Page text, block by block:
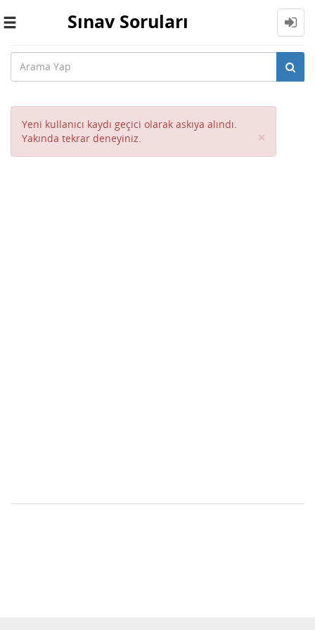
Toggle
Sınav Soruları
Yeni kullanıcı kaydı geçici olarak askıya alındı.
Yakında tekrar deneyiniz.
×